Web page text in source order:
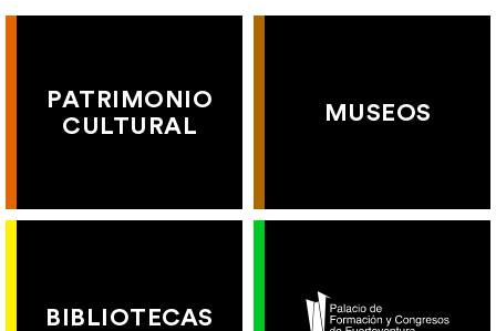
PATRIMONIO
CULTURAL
MUSEOS
BIBLIOTECAS